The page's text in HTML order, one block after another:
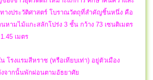
ทางประวัติศาสตร์ โบราณวัตถุที่สำคัญชิ้นหนึ่ง คือ
หามไม้แกะสลักโปร่ง 3 ชั้น กว้าง 73 เซนติเมตร
เมตร
โรงแรมสีหราช (หรือเทียบเท่า) อยู่ตัวเมือง
จากนั้นพักผ่อนตามอัธยาศัย